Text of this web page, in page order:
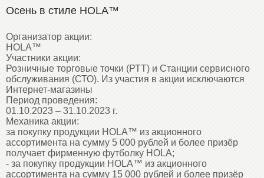
Осень в стиле HOLA™
Организатор акции:
HOLA™
Участники акции:
Розничные торговые точки (РТТ) и Станции сервисного
обслуживания (СТО). Из участия в акции исключаются
Интернет-магазины
Период проведения:
01.10.2023 – 31.10.2023 г.
Механика акции:
за покупку продукции HOLA™ из акционного
ассортимента на сумму 5 000 рублей и более призёр
получает фирменную футболку HOLA;
- за покупку продукции HOLA™ из акционного
ассортимента на сумму 15 000 рублей и более призёр